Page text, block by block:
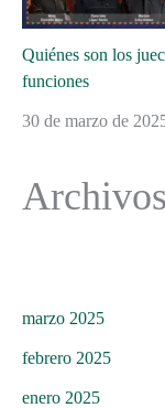
Quiénes son los
funciones
30 de marzo de
Archivos
marzo 2025
febrero 2025
enero 2025